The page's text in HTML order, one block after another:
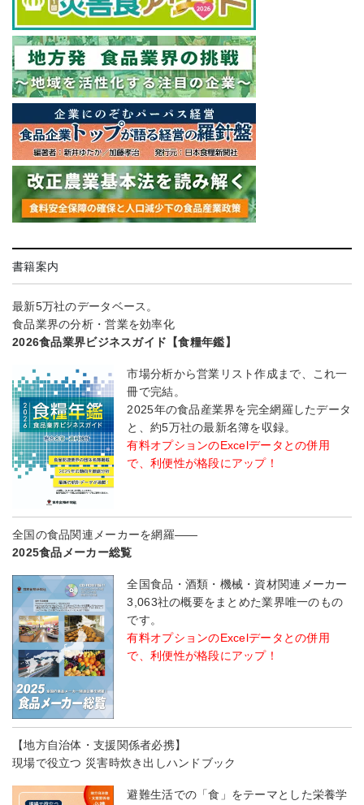
書籍案内
最新5万社のデータベース。
食品業界の分析・営業を効率化
2026食品業界ビジネスガイド【食糧年鑑】
市場分析から営業リスト作成まで、これ一
冊で完結。
2025年の食品産業界を完全網羅したデータ
と、約5万社の最新名簿を収録。
有料オプションのExcelデータとの併用
で、利便性が格段にアップ！
全国の食品関連メーカーを網羅――
2025食品メーカー総覧
全国食品・酒類・機械・資材関連メーカー
3,063社の概要をまとめた業界唯一のもの
です。
有料オプションのExcelデータとの併用
で、利便性が格段にアップ！
【地方自治体・支援関係者必携】
現場で役立つ 災害時炊き出しハンドブック
避難生活での「食」をテーマとした栄養学